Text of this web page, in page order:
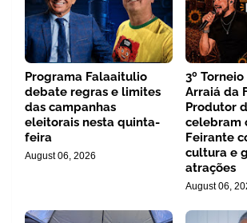
Programa Falaaitulio
debate regras e limites
das campanhas
eleitorais nesta quinta-
feira
August 06, 2026
3º
Arraiá da
Produtor
celebram
Feirante
cultura e
atrações
August 06,